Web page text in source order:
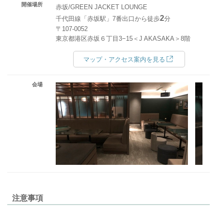
開催場所
赤坂/GREEN JACKET LOUNGE
千代田線「赤坂駅」7番出口から徒歩2分
〒107-0052
東京都港区赤坂６丁目3−15＜J AKASAKA＞8階
マップ・アクセス案内を見る
会場
注意事項